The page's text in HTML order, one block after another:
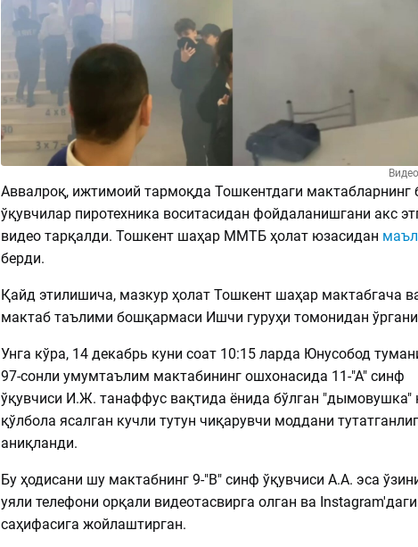
Аввалроқ, ижтимоий тармоқда Тошкентдаги мактабларнинг
ўқувчилар пиротехника воситасидан фойдаланишгани акс
видео тарқалди. Тошкент шаҳар ММТБ ҳолат юзасидан
берди.
Қайд этилишича, мазкур ҳолат Тошкент шаҳар мактабгача
мактаб таълими бошқармаси Ишчи гуруҳи томонидан
Унга кўра, 14 декабрь куни соат 10:15 ларда Юнусобод
97-сонли умумтаълим мактабининг ошхонасида 11-"А" синф
ўқувчиси И.Ж. танаффус вақтида ёнида бўлган "дымовушка"
қўлбола ясалган кучли тутун чиқарувчи моддани
аниқланди.
Бу ҳодисани шу мактабнинг 9-"В" синф ўқувчиси А.А. эса
уяли телефони орқали видеотасвирга олган ва Instagram'даги
саҳифасига жойлаштирган.